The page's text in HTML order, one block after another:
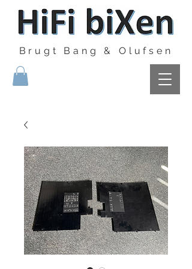
Brugt Bang & Olufsen